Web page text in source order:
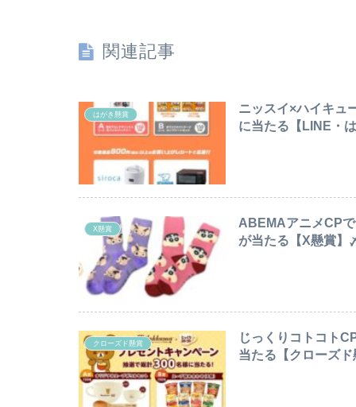
関連記事
はがき懸賞
ニッスイ×ハイキュ
に当たる【LINE・
X懸賞
ABEMAアニメCP
が当たる【X懸賞】
クローズド懸賞
じっくりコトコト
当たる【クローズ